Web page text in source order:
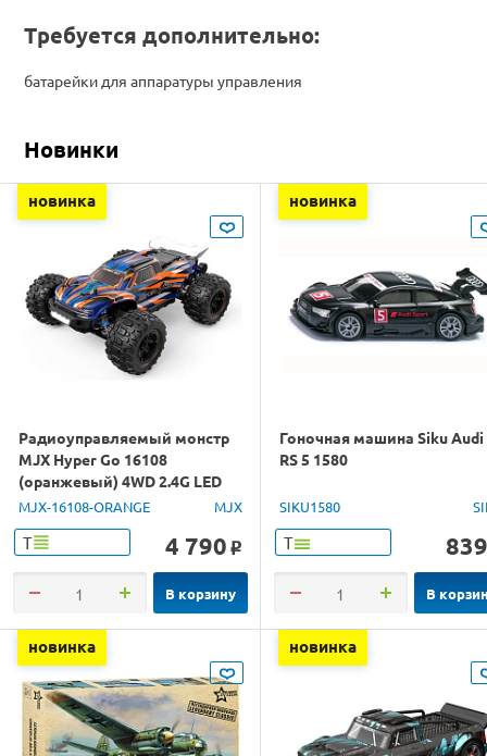
Требуется дополнительно:
батарейки для аппаратуры управления
Новинки
новинка
Радиоуправляемый монстр
MJX Hyper Go 16108
(оранжевый) 4WD 2.4G LED
1/16 RTR
MJX-16108-ORANGE MJX
Т 4 790 o
В корзину
новинка
Гоночная машина Siku Audi
RS 5 1580
SIKU1580
Т 839
В
новинка новинка